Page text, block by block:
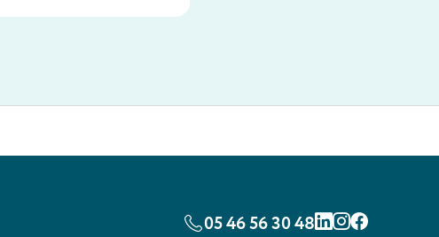
05 46 56 30 48 Linkedin
Instagram
Facebook